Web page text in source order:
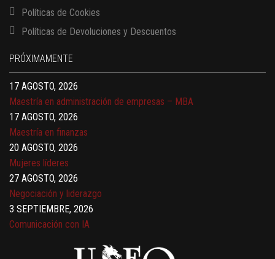
Políticas de Cookies
Políticas de Devoluciones y Descuentos
PRÓXIMAMENTE
13 AGOSTO, 2026
17 AGOSTO, 2026
Gerencia de empresas familiares
17 AGOSTO, 2026
Maestría en administración de empresas – MBA
17 AGOSTO, 2026
Maestría en finanzas
20 AGOSTO, 2026
Mujeres líderes
27 AGOSTO, 2026
Negociación y liderazgo
3 SEPTIEMBRE, 2026
Comunicación con IA
Gobernanza de datos